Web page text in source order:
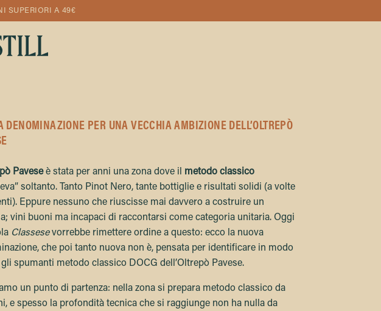
SUPERIORI A 49€
DENOMINAZIONE PER UNA VECCHIA AMBIZIONE DELL’OLTREPÒ
Paveseè stata per anni una zona dove il metodo classico
soltanto. Tanto Pinot Nero, tante bottiglie e risultati solidi (a volte
Eppure nessuno che riuscisse mai davvero a costruire un
vini buoni ma incapaci di raccontarsi come categoria unitaria. Oggi
Classesevorrebbe rimettere ordine a questo: ecco la nuova
che poi tanto nuova non è, pensata per identificare in modo
spumanti metodo classico DOCG dell’Oltrepò Pavese.
un punto di partenza: nella zona si prepara metodo classico da
e spesso la profondità tecnica che si raggiunge non ha nulla da